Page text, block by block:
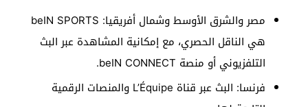
مصر والشرق الأوسط وشمال أفريقيا: beIN SPORTS
هي الناقل الحصري، مع إمكانية المشاهدة عبر البث
التلفزيوني أو منصة beIN CONNECT.
فرنسا: البث عبر قناة L’Équipe والمنصات الرقمية